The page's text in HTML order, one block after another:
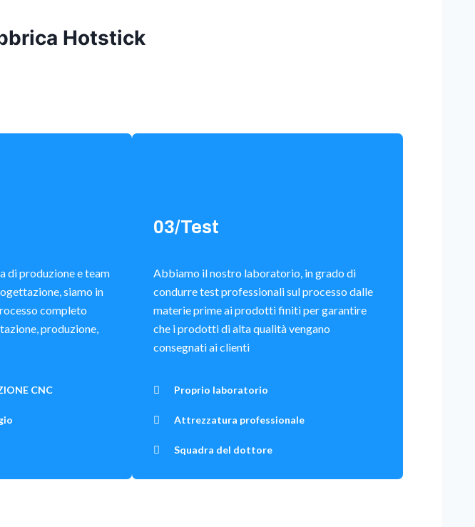
Hotstick
di produzione e team
siamo in
completo
produzione,
CNC
03/Test
Abbiamo il nostro laboratorio, in grado di
condurre test professionali sul processo dalle
materie prime ai prodotti finiti per garantire
che i prodotti di alta qualità vengano
consegnati ai clienti
Proprio laboratorio
Attrezzatura professionale
Squadra del dottore